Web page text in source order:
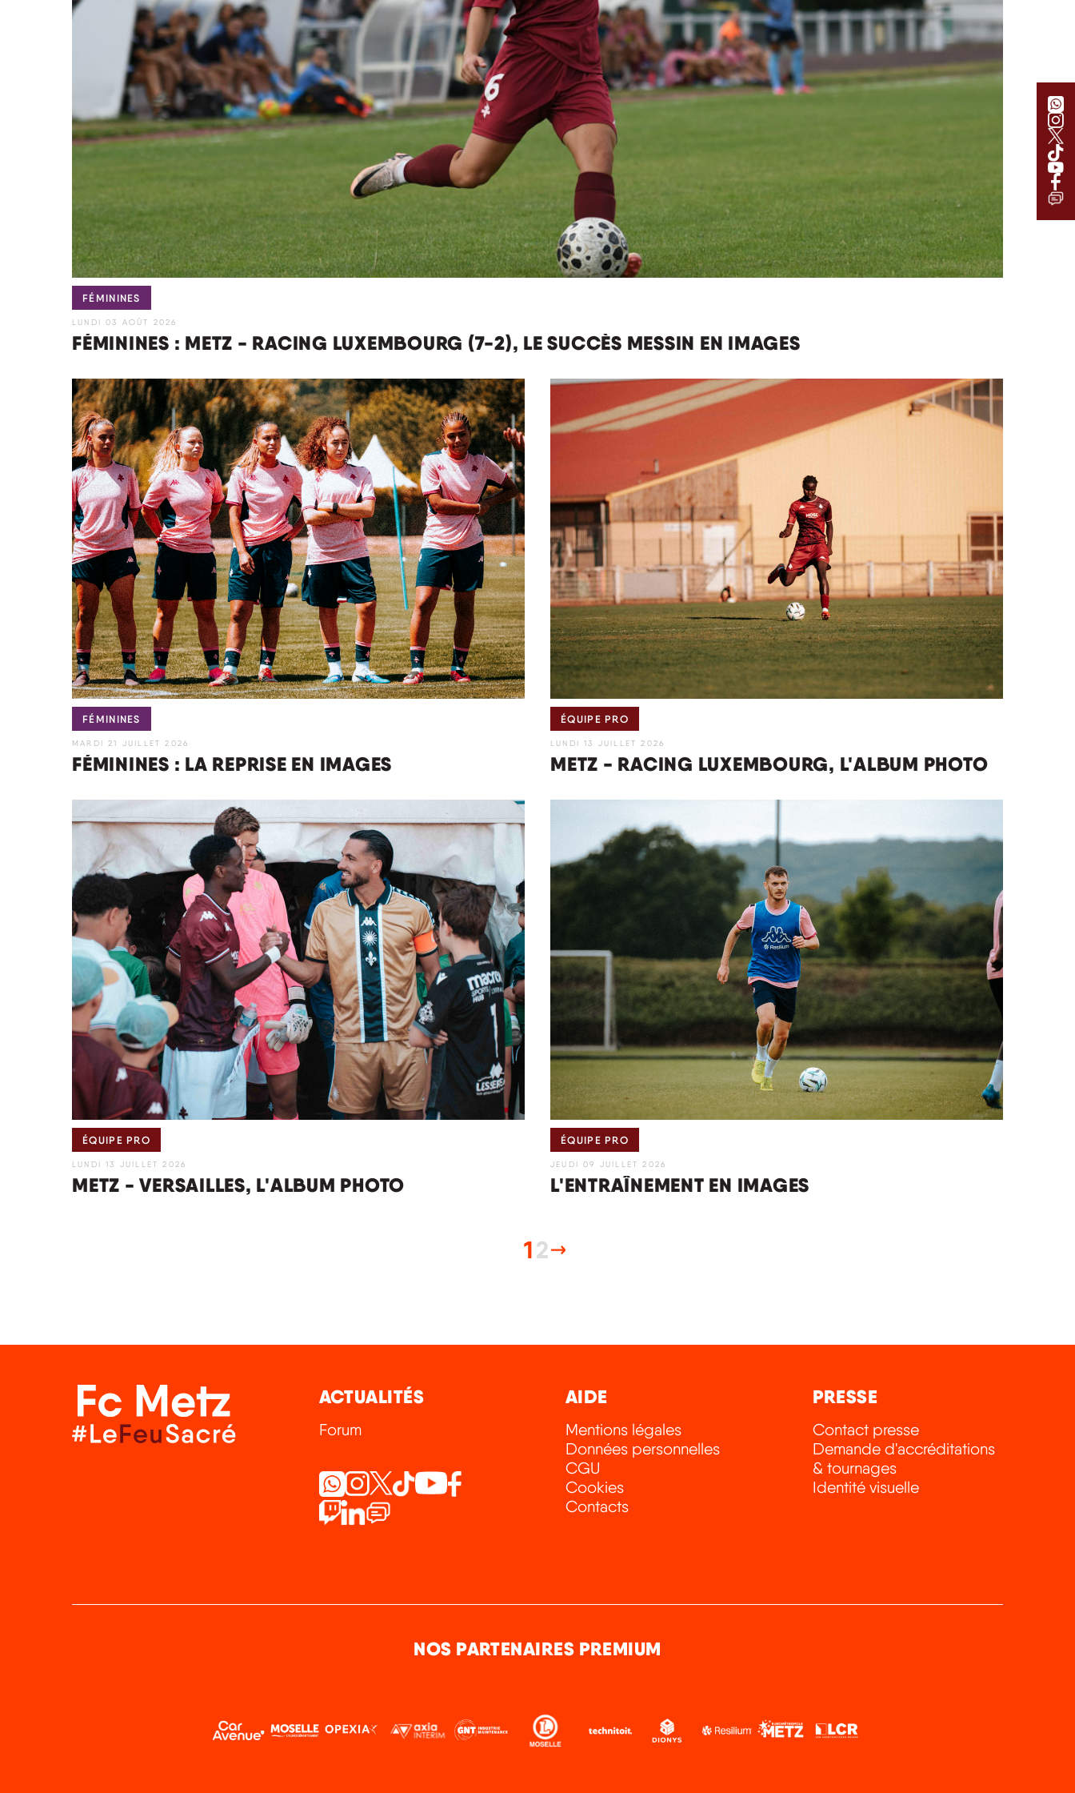
FÉMININES
LUNDI 03 AOÛT 2026
FÉMININES : METZ - RACING LUXEMBOURG (7-2), LE SUCCÈS MESSIN EN IMAGES
FÉMININES
MARDI 21 JUILLET 2026
FÉMININES : LA REPRISE EN IMAGES
ÉQUIPE PRO
LUNDI 13 JUILLET 2026
METZ - RACING LUXEMBOURG, L'ALBUM PHOTO
ÉQUIPE PRO
LUNDI 13 JUILLET 2026
METZ - VERSAILLES, L'ALBUM PHOTO
ÉQUIPE PRO
JEUDI 09 JUILLET 2026
L'ENTRAÎNEMENT EN IMAGES
12
ACTUALITÉS
Forum
AIDE
Mentions légales
Données personnelles
CGU
Cookies
Contacts
PRESSE
Contact presse
Demande d'accréditations
& tournages
Identité visuelle
NOS PARTENAIRES PREMIUM